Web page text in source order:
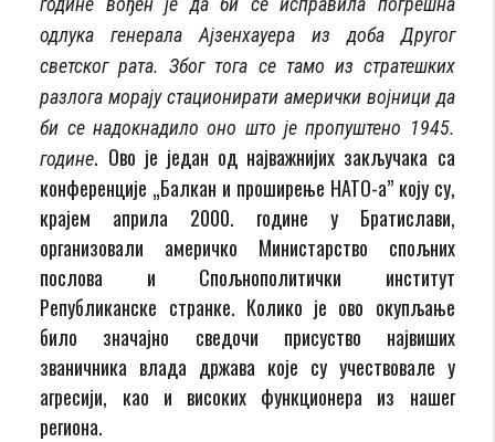
одлука генерала Ајзенхауера из доба Другог
светског рата. Због тога се тамо из стратешких
разлога морају стационирати амерички војници да
би се надокнадило оно што је пропуштено 1945.
године. Ово је један од најважнијих закључака са
конференције „Балкан и проширење НАТО-а” коју су,
крајем априла 2000. године у Братислави,
организовали америчко Министарство спољних
послова и Спољнополитички институт
Републиканске странке. Колико је ово окупљање
било значајно сведочи присуство највиших
званичника влада држава које су учествовале у
агресији, као и високих функционера из нашег
региона.